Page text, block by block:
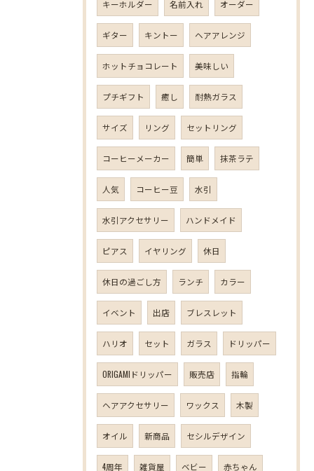
キーホルダー 名前入れ オーダー
ギター キントー ヘアアレンジ
ホットチョコレート 美味しい
プチギフト 癒し 耐熱ガラス
サイズ リング セットリング
コーヒーメーカー 簡単 抹茶ラテ
人気 コーヒー豆 水引
水引アクセサリー ハンドメイド
ピアス イヤリング 休日
休日の過ごし方 ランチ カラー
イベント 出店 ブレスレット
ハリオ セット ガラス ドリッパー
ORIGAMIドリッパー 販売店 指輪
ヘアアクセサリー ワックス 木製
オイル 新商品 セシルデザイン
4周年 雑貨屋 ベビー 赤ちゃん